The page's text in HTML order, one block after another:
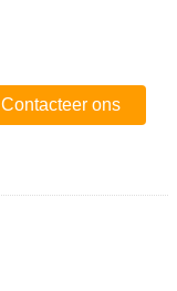
Contacteer ons